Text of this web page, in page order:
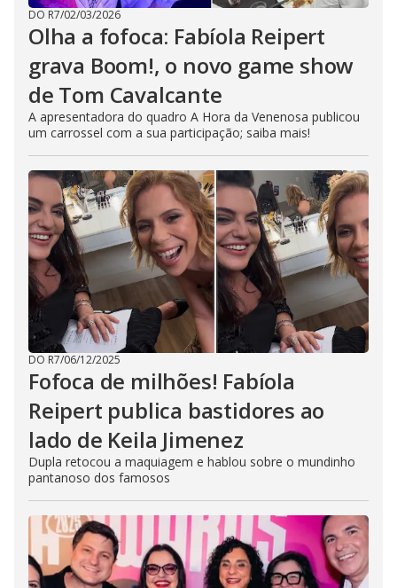
DO R7/02/03/2026
Olha a fofoca: Fabíola Reipert
grava Boom!, o novo game show
de Tom Cavalcante
A apresentadora do quadro A Hora da Venenosa publicou
um carrossel com a sua participação; saiba mais!
DO R7/06/12/2025
Fofoca de milhões! Fabíola
Reipert publica bastidores ao
lado de Keila Jimenez
Dupla retocou a maquiagem e hablou sobre o mundinho
pantanoso dos famosos